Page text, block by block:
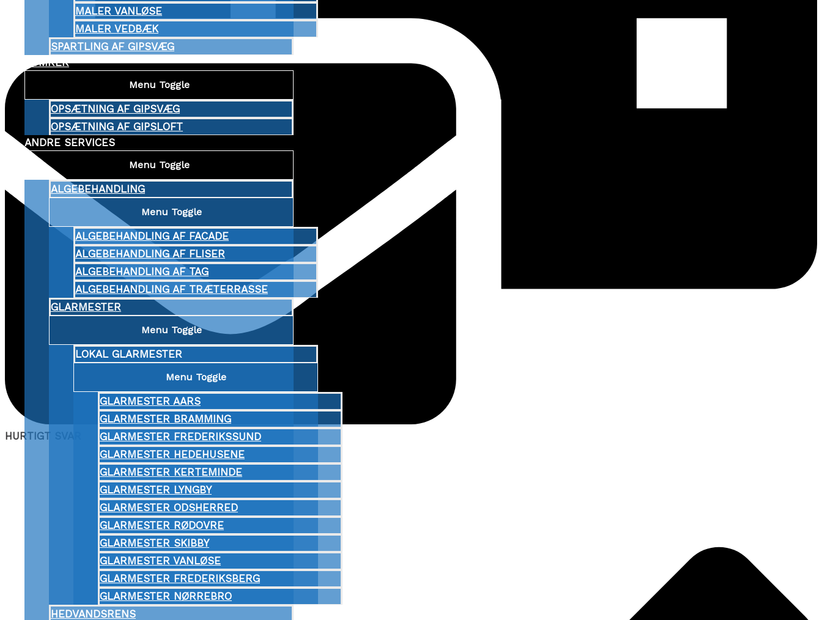
MALER VANLØSE
MALER VEDBÆK
SPARTLING AF GIPSVÆG
TØMRER
Menu Toggle
OPSÆTNING AF GIPSVÆG
OPSÆTNING AF GIPSLOFT
ANDRE SERVICES
Menu Toggle
ALGEBEHANDLING
Menu Toggle
ALGEBEHANDLING AF FACADE
ALGEBEHANDLING AF FLISER
ALGEBEHANDLING AF TAG
ALGEBEHANDLING AF TRÆTERRASSE
GLARMESTER
Menu Toggle
LOKAL GLARMESTER
Menu Toggle
GLARMESTER AARS
GLARMESTER BRAMMING
GLARMESTER FREDERIKSSUND
GLARMESTER HEDEHUSENE
GLARMESTER KERTEMINDE
GLARMESTER LYNGBY
GLARMESTER ODSHERRED
GLARMESTER RØDOVRE
GLARMESTER SKIBBY
GLARMESTER VANLØSE
GLARMESTER FREDERIKSBERG
GLARMESTER NØRREBRO
HEDVANDSRENS
HURTIGT SVAR